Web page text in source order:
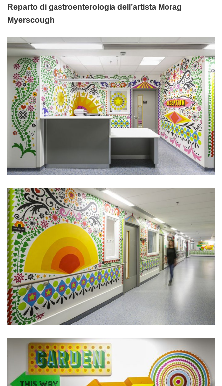
Reparto di gastroenterologia dell’artista Morag
Myerscough